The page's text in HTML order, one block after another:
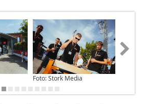
Foto: Stork Media